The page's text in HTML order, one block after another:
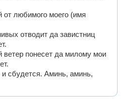
от любимого моего (имя
отводит да завистниц
ветер понесет да милому мои
сбудется. Аминь, аминь,